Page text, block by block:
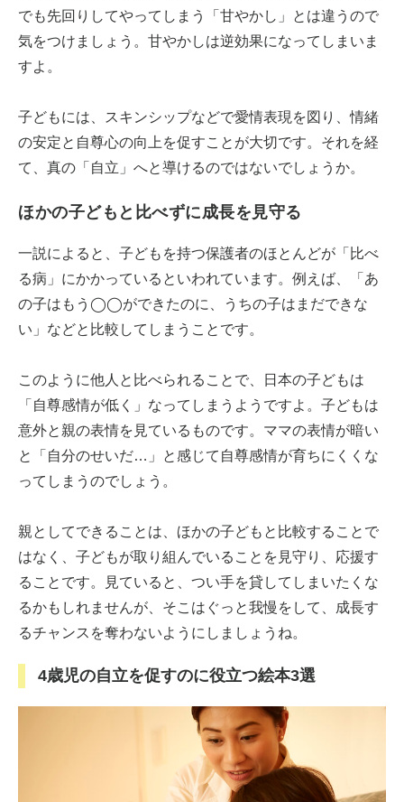
でも先回りしてやってしまう「甘やかし」とは違うので
気をつけましょう。甘やかしは逆効果になってしまいま
すよ。
子どもには、スキンシップなどで愛情表現を図り、情緒
の安定と自尊心の向上を促すことが大切です。それを経
て、真の「自立」へと導けるのではないでしょうか。
ほかの子どもと比べずに成長を見守る
一説によると、子どもを持つ保護者のほとんどが「比べ
る病」にかかっているといわれています。例えば、「あ
の子はもう◯◯ができたのに、うちの子はまだできな
い」などと比較してしまうことです。
このように他人と比べられることで、日本の子どもは
「自尊感情が低く」なってしまうようですよ。子どもは
意外と親の表情を見ているものです。ママの表情が暗い
と「自分のせいだ…」と感じて自尊感情が育ちにくくな
ってしまうのでしょう。
親としてできることは、ほかの子どもと比較することで
はなく、子どもが取り組んでいることを見守り、応援す
ることです。見ていると、つい手を貸してしまいたくな
るかもしれませんが、そこはぐっと我慢をして、成長す
るチャンスを奪わないようにしましょうね。
4歳児の自立を促すのに役立つ絵本3選